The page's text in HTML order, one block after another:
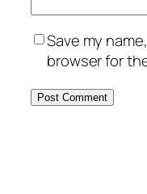
Save my
browser for